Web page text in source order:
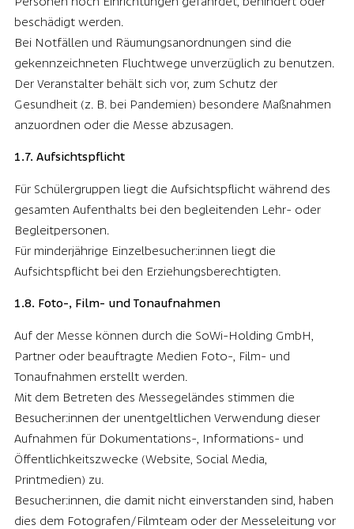
beschädigt werden.
Bei Notfällen und Räumungsanordnungen sind die
gekennzeichneten Fluchtwege unverzüglich zu benutzen.
Der Veranstalter behält sich vor, zum Schutz der
Gesundheit (z. B. bei Pandemien) besondere Maßnahmen
anzuordnen oder die Messe abzusagen.
1.7. Aufsichtspflicht
Für Schülergruppen liegt die Aufsichtspflicht während des
gesamten Aufenthalts bei den begleitenden Lehr- oder
Begleitpersonen.
Für minderjährige Einzelbesucher:innen liegt die
Aufsichtspflicht bei den Erziehungsberechtigten.
1.8. Foto-, Film- und Tonaufnahmen
Auf der Messe können durch die SoWi-Holding GmbH,
Partner oder beauftragte Medien Foto-, Film- und
Tonaufnahmen erstellt werden.
Mit dem Betreten des Messegeländes stimmen die
Besucher:innen der unentgeltlichen Verwendung dieser
Aufnahmen für Dokumentations-, Informations- und
Öffentlichkeitszwecke (Website, Social Media,
Printmedien) zu.
Besucher:innen, die damit nicht einverstanden sind, haben
dies dem Fotografen/Filmteam oder der Messeleitung vor